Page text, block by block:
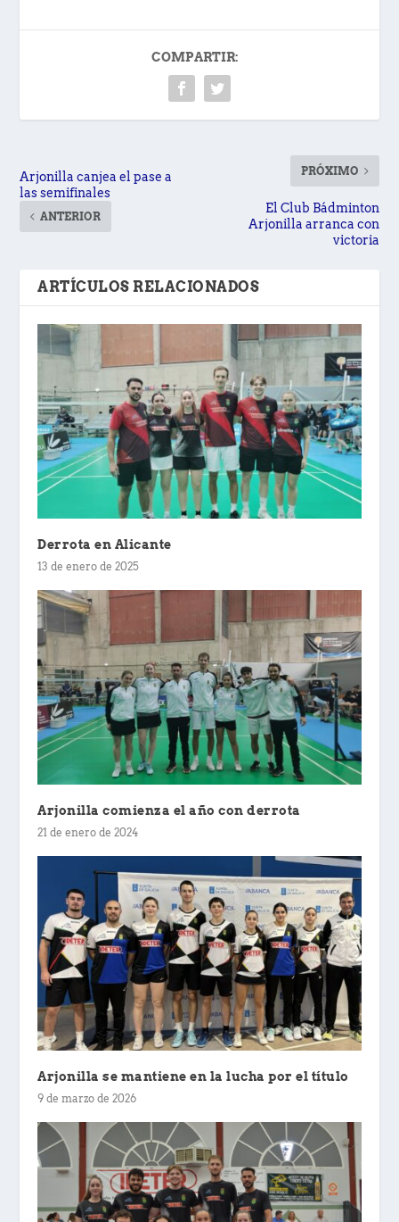
COMPARTIR:
Arjonilla canjea el pase a
las semifinales
ANTERIOR
PRÓXIMO
El Club Bádminton
Arjonilla arranca con
victoria
ARTÍCULOS RELACIONADOS
Derrota en Alicante
13 de enero de 2025
Arjonilla comienza el año con derrota
21 de enero de 2024
Arjonilla se mantiene en la lucha por el título
9 de marzo de 2026